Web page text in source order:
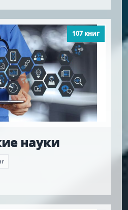
107 книг
науки